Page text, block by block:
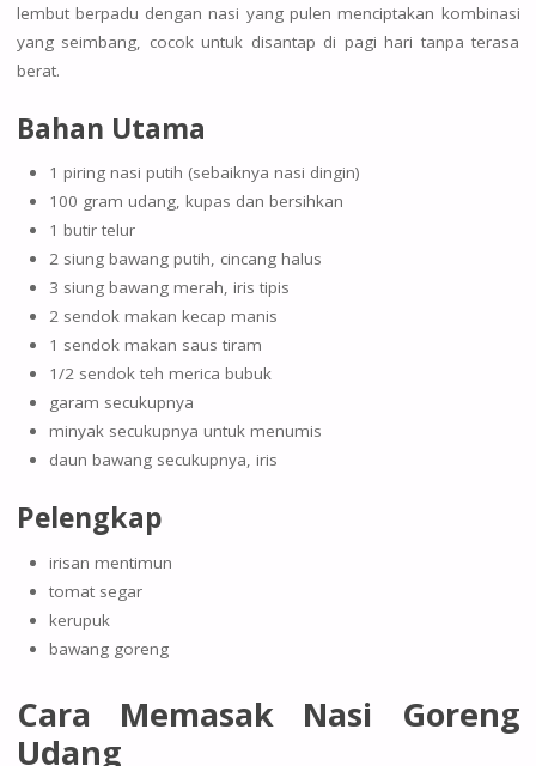
lembut berpadu dengan nasi yang pulen menciptakan kombinasi
yang seimbang, cocok untuk disantap di pagi hari tanpa terasa
berat.
Bahan Utama
1 piring nasi putih (sebaiknya nasi dingin)
100 gram udang, kupas dan bersihkan
1 butir telur
2 siung bawang putih, cincang halus
3 siung bawang merah, iris tipis
2 sendok makan kecap manis
1 sendok makan saus tiram
1/2 sendok teh merica bubuk
garam secukupnya
minyak secukupnya untuk menumis
daun bawang secukupnya, iris
Pelengkap
irisan mentimun
tomat segar
kerupuk
bawang goreng
Cara Memasak Nasi Goreng
Udang